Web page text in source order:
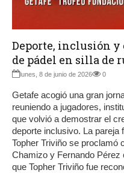
Deporte, inclusión
de pádel en silla de
lunes, 8 de junio de 2026 0
Getafe acogió una gran
reuniendo a jugadores,
que volvió a demostrar el
deporte inclusivo. La pareja
Topher Triviño se proclamó
Chamizo y Fernando
que Topher Triviño fue